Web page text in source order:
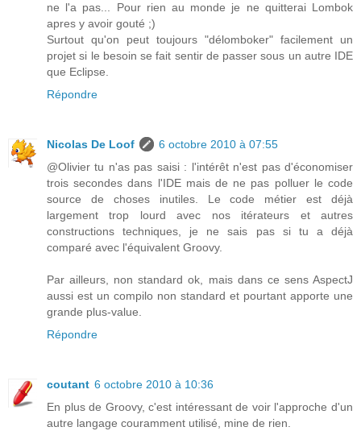
ne l'a pas... Pour rien au monde je ne quitterai Lombok
apres y avoir gouté ;)
Surtout qu'on peut toujours "délomboker" facilement un
projet si le besoin se fait sentir de passer sous un autre IDE
que Eclipse.
Répondre
Nicolas De Loof
6 octobre 2010 à 07:55
@Olivier tu n'as pas saisi : l'intérêt n'est pas d'économiser
trois secondes dans l'IDE mais de ne pas polluer le code
source de choses inutiles. Le code métier est déjà
largement trop lourd avec nos itérateurs et autres
constructions techniques, je ne sais pas si tu a déjà
comparé avec l'équivalent Groovy.
Par ailleurs, non standard ok, mais dans ce sens AspectJ
aussi est un compilo non standard et pourtant apporte une
grande plus-value.
Répondre
coutant 6 octobre 2010 à 10:36
En plus de Groovy, c'est intéressant de voir l'approche d'un
autre langage couramment utilisé, mine de rien.